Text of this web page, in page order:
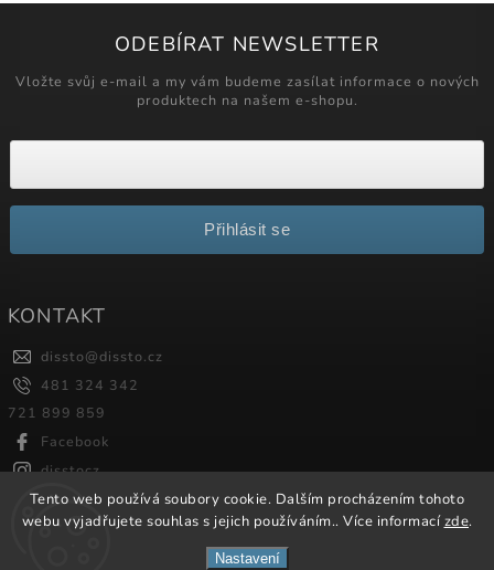
Tento web používá soubory cookie. Dalším procházením tohoto
webu vyjadřujete souhlas s jejich používáním.. Více informacízde.
Nastavení
ODEBÍRAT NEWSLETTER
Vložte svůj e-mail a my vám budeme zasílat informace o nových
produktech na našem e-shopu.
Přihlásit se
KONTAKT
dissto@dissto.cz
481 324 342
721 899 859
Facebook
disstocz